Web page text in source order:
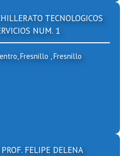
TECNOLOGICOS
NUM. 1
Fresnillo , Fresnillo
FELIPE DELENA